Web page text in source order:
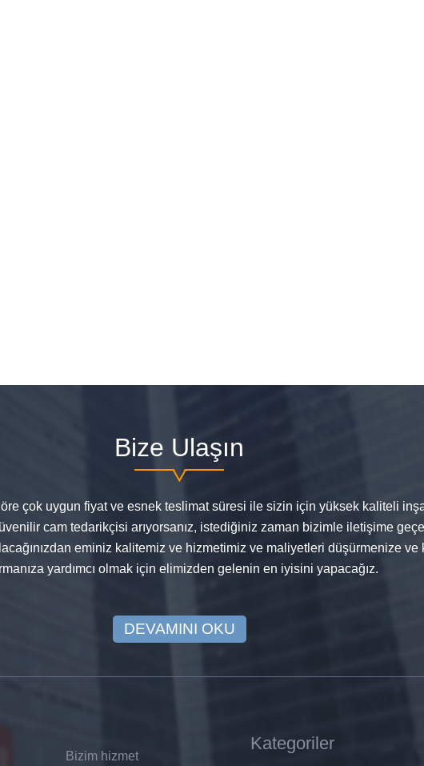
Bize Ulaşın
çok uygun fiyat ve esnek teslimat süresi ile sizin için yüksek kaliteli
cam tedarikçisi arıyorsanız, istediğiniz zaman bizimle iletişime
eminiz kalitemiz ve hizmetimiz ve maliyetleri düşürmenize ve
yardımcı olmak için elimizden gelenin en iyisini yapacağız.
DEVAMINI OKU
Bizim hizmet
Kategoriler